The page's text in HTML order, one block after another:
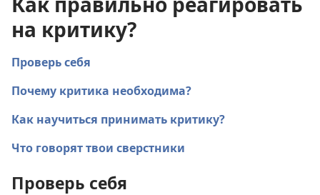
на критику?
Проверь себя
Почему критика необходима?
Как научиться принимать критику?
Что говорят твои сверстники
Проверь себя